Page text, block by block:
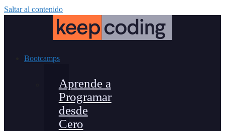
Saltar al contenido
Bootcamps
Aprende a
Programar
desde
Cero